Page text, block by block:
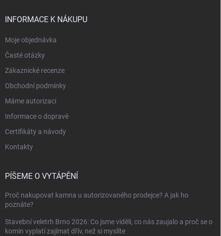
INFORMACE K NÁKUPU
Moje objednávka
Časté otázky
Zákaznické recenze
Obchodní podmínky
Máme autorizaci
Informace o dopravě
Certifikáty a návody
Kontakty
PÍŠEME O VYTÁPĚNÍ
Proč nakupovat kamna u autorizovaného prodejce? A jak ho
poznáte?
Stavební veletrh Brno 2026: Co jsme viděli, co nás zaujalo a proč se o
komín vyplatí zajímat dřív, než si myslíte